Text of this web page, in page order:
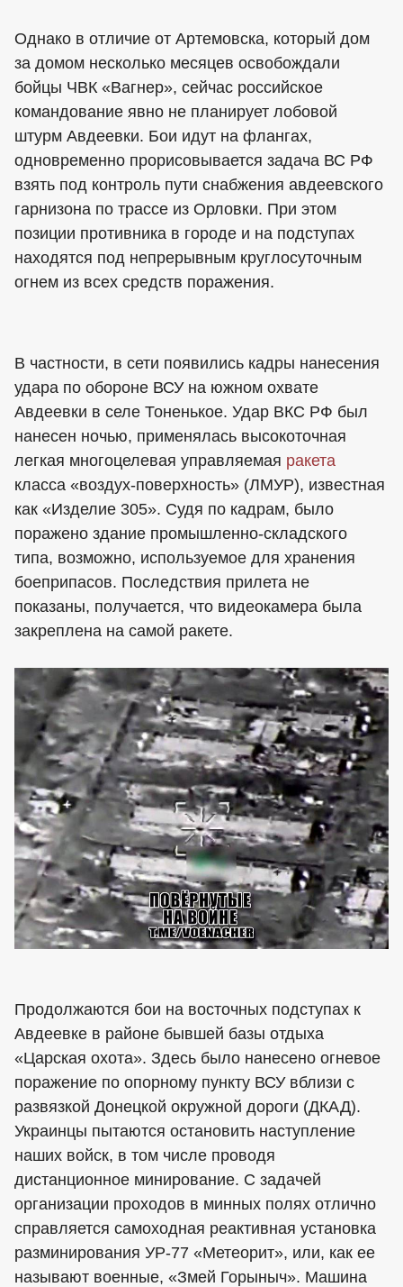
Однако в отличие от Артемовска, который дом
за домом несколько месяцев освобождали
бойцы ЧВК «Вагнер», сейчас российское
командование явно не планирует лобовой
штурм Авдеевки. Бои идут на флангах,
одновременно прорисовывается задача ВС РФ
взять под контроль пути снабжения авдеевского
гарнизона по трассе из Орловки. При этом
позиции противника в городе и на подступах
находятся под непрерывным круглосуточным
огнем из всех средств поражения.
В частности, в сети появились кадры нанесения
удара по обороне ВСУ на южном охвате
Авдеевки в селе Тоненькое. Удар ВКС РФ был
нанесен ночью, применялась высокоточная
легкая многоцелевая управляемая ракета
класса «воздух-поверхность» (ЛМУР), известная
как «Изделие 305». Судя по кадрам, было
поражено здание промышленно-складского
типа, возможно, используемое для хранения
боеприпасов. Последствия прилета не
показаны, получается, что видеокамера была
закреплена на самой ракете.
Продолжаются бои на восточных подступах к
Авдеевке в районе бывшей базы отдыха
«Царская охота». Здесь было нанесено огневое
поражение по опорному пункту ВСУ вблизи с
развязкой Донецкой окружной дороги (ДКАД).
Украинцы пытаются остановить наступление
наших войск, в том числе проводя
дистанционное минирование. С задачей
организации проходов в минных полях отлично
справляется самоходная реактивная установка
разминирования УР-77 «Метеорит», или, как ее
называют военные, «Змей Горыныч». Машина